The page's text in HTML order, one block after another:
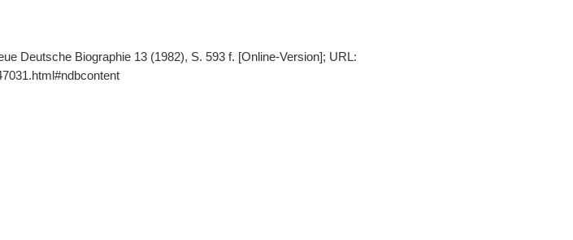
Deutsche Biographie 13 (1982), S. 593 f. [Online-Version]; URL: